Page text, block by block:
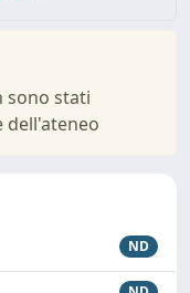
sono stati
dell'ateneo
ND